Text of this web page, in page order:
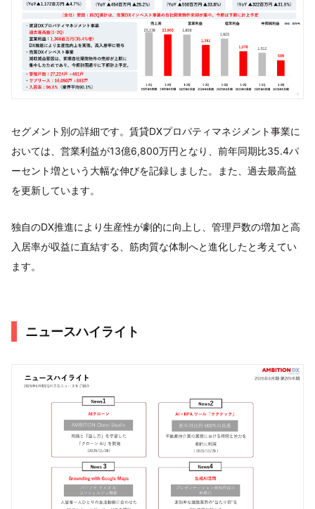
セグメント別の詳細です。賃貸DXプロパティマネジメント事業に
おいては、営業利益が13億6,800万円となり、前年同期比35.4パ
ーセント増という大幅な伸びを記録しました。また、過去最高益
を更新しています。
独自のDX推進により生産性が劇的に向上し、管理戸数の増加と高
入居率が収益に直結する、筋肉質な体制へと進化したと考えてい
ます。
ニュースハイライト